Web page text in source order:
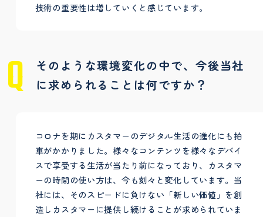
技術の重要性は増していくと感じています。
そのような環境変化の中で、今後当社
に求められることは何ですか？
コロナを期にカスタマーのデジタル生活の進化にも拍
車がかかりました。様々なコンテンツを様々なデバイ
スで享受する生活が当たり前になっており、カスタマ
ーの時間の使い方は、今も刻々と変化しています。当
社には、そのスピードに負けない「新しい価値」を創
造しカスタマーに提供し続けることが求められていま